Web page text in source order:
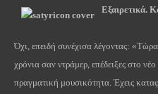
Εξαιρετικά.
Όχι, επειδή συνέχισα λέγοντας:
χρόνια σαν ντράμερ, επέδειξες στο
πραγματική μουσικότητα. Έχεις